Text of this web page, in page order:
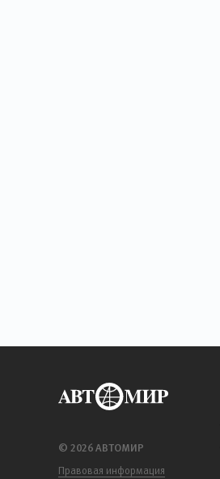
© 2026 АВТОМИР
Правовая информация